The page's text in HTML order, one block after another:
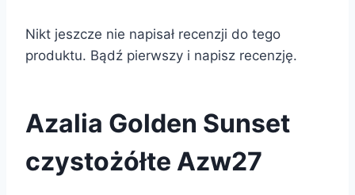
Nikt jeszcze nie napisał recenzji do tego
produktu. Bądź pierwszy i napisz recenzję.
Azalia Golden Sunset
czystożółte Azw27